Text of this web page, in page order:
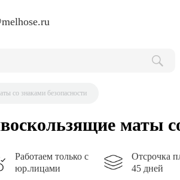
со знаками безопасности
маты
Работаем только с
юр.лицами
Отсрочка
45 дней